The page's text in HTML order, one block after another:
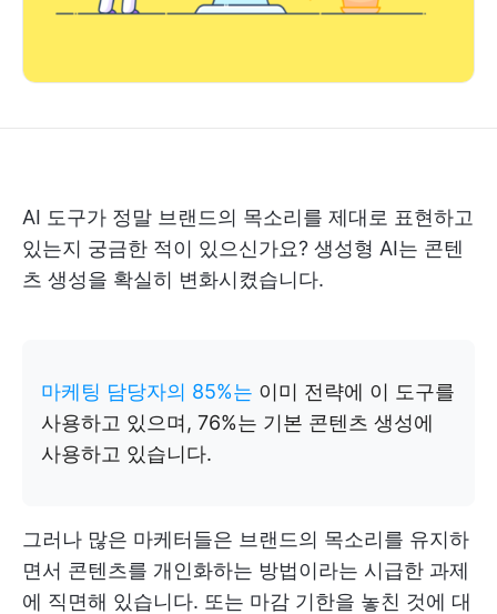
AI 도구가 정말 브랜드의 목소리를 제대로 표현하고
있는지 궁금한 적이 있으신가요? 생성형 AI는 콘텐
츠 생성을 확실히 변화시켰습니다.
마케팅 담당자의 85%는 이미 전략에 이 도구를
사용하고 있으며, 76%는 기본 콘텐츠 생성에
사용하고 있습니다.
그러나 많은 마케터들은 브랜드의 목소리를 유지하
면서 콘텐츠를 개인화하는 방법이라는 시급한 과제
에 직면해 있습니다. 또는 마감 기한을 놓친 것에 대